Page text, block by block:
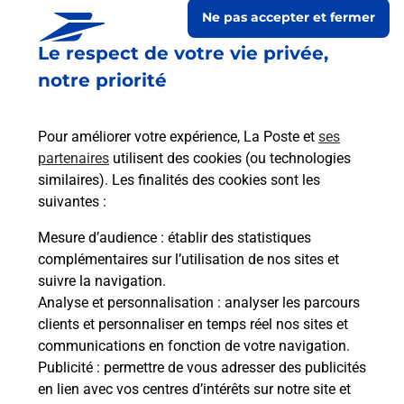
Le respect de votre vie privée,
notre priorité
Pour améliorer votre expérience, La Poste et ses
partenaires utilisent des cookies (ou technologies
similaires). Les finalités des cookies sont les
suivantes :
Mesure d’audience : établir des statistiques
complémentaires sur l’utilisation de nos sites et
suivre la navigation.
Analyse et personnalisation : analyser les parcours
clients et personnaliser en temps réel nos sites et
communications en fonction de votre navigation.
Publicité : permettre de vous adresser des publicités
en lien avec vos centres d’intérêts sur notre site et
Ne pas accepter et fermer
Collecte du courrier aujourd'hui à 08h30
Bourg
46140 Cambayrac
Itinéraire
Le lien s'ouvre dans un nouvel onglet